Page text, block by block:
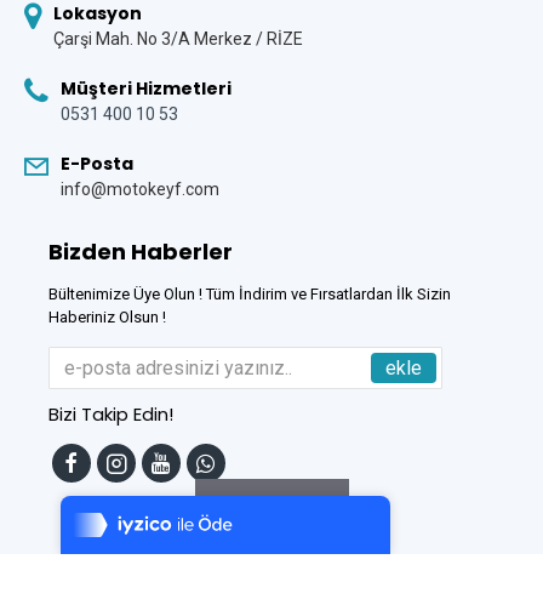
Tek Tıkla Ödeme Kolaylığı
7/24 Canlı Destek
%100 Sorunsuz Alışveriş
Lokasyon
Çarşi Mah. No 3/A Merkez / RİZE
Müşteri Hizmetleri
0531 400 10 53
E-Posta
info@motokeyf.com
Bizden Haberler
Bültenimize Üye Olun ! Tüm İndirim ve Fırsatlardan İlk Sizin
Haberiniz Olsun !
ekle
Bizi Takip Edin!
Filtreleme